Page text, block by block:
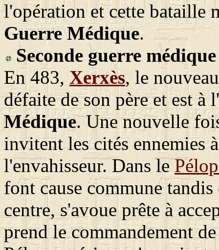
l'opération et cette bataille
Guerre Médique.
Seconde guerre médique
En 483, Xerxès, le
défaite de son père et est
Médique. Une nouvelle
invitent les cités ennemies
l'envahisseur. Dans le
font cause commune
centre, s'avoue prête à
prend le commandement